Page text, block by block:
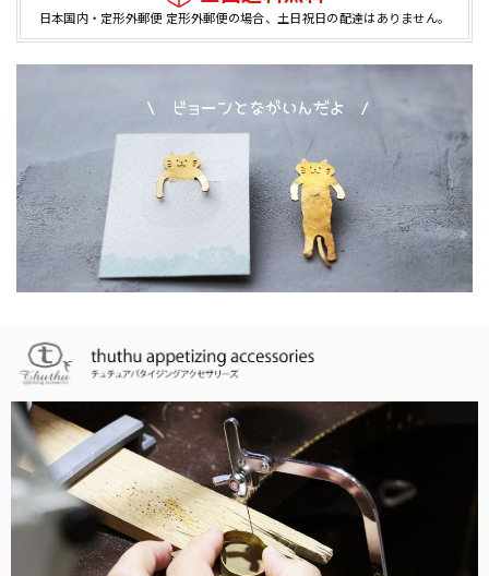
日本国内・定形外郵便 定形外郵便の場合、土日祝日の配達はありません。